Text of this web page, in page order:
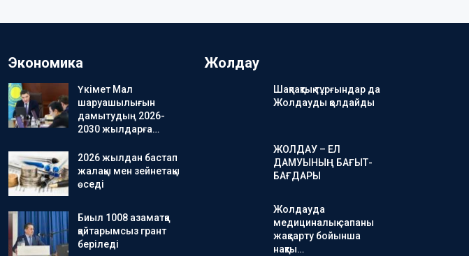
Экономика
Үкімет Мал
шаруашылығын
дамытудың 2026-
2030 жылдарға…
2026 жылдан бастап
жалақы мен зейнетақы
өседі
Биыл 1008 азаматқа
қайтарымсыз грант
беріледі
Жолдау
Шақпақтық тұрғындар да
Жолдауды қолдайды
ЖОЛДАУ – ЕЛ
ДАМУЫНЫҢ БАҒЫТ-
БАҒДАРЫ
Жолдауда
медициналық сапаны
жақсарту бойынша
нақты…